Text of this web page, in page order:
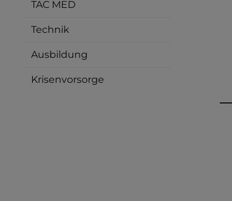
TAC MED
Technik
Ausbildung
Krisenvorsorge